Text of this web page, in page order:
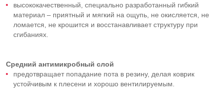
высококачественный, специально разработанный гибкий
материал – приятный и мягкий на ощупь, не окисляется, не
ломается, не крошится и восстанавливает структуру при
сгибаниях.
Средний антимикробный слой
предотвращает попадание пота в резину, делая коврик
устойчивым к плесени и хорошо вентилируемым.